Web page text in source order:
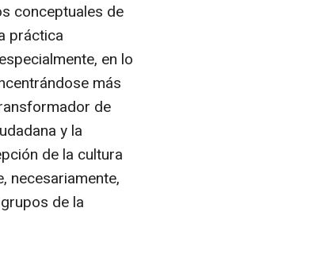
conceptuales de
práctica
en lo
más
de
y la
de la cultura
necesariamente,
de la